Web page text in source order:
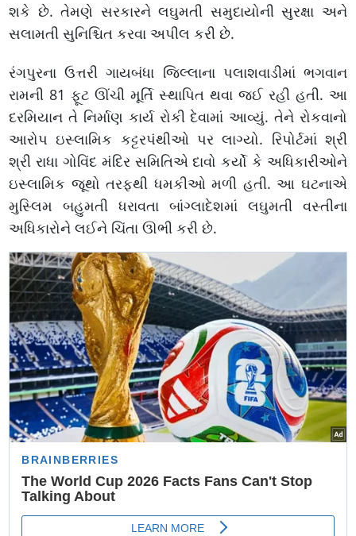
શકે છે. તેમણે સરકારને લઘુમતી સમુદાયોની સુરક્ષા અને
સલામતી સુનિશ્ચિત કરવા અપીલ કરી છે.
રંગપુરના ઉત્તરી ગાયબંધા જિલ્લાના પલાશવાડીમાં ભગવાન
રામની 81 ફૂટ ઊંચી મૂર્તિ સ્થાપિત થવા જઈ રહી હતી. આ
દરમિયાન તે નિર્માણ કાર્ય રોકી દેવામાં આવ્યું. તેને રોકવાનો
આરોપ ઇસ્લામિક કટ્ટરપંથીઓ પર લાગ્યો. રિપોર્ટમાં શ્રી
શ્રી રાધા ગોવિંદ મંદિર સમિતિએ દાવો કર્યો કે અધિકારીઓને
ઇસ્લામિક જૂથો તરફથી ધમકીઓ મળી હતી. આ ઘટનાએ
મુસ્લિમ બહુમતી ધરાવતા બાંગ્લાદેશમાં લઘુમતી વસ્તીના
અધિકારોને લઈને ચિંતા ઊભી કરી છે.